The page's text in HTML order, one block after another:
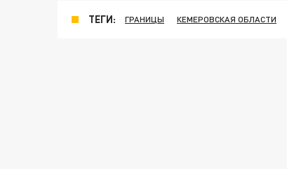
ТЕГИ: ГРАНИЦЫ КЕМЕРОВСКАЯ ОБЛАСТИ